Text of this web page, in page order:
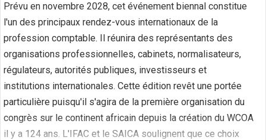
Prévu en novembre 2028, cet événement biennal constitue
l'un des principaux rendez-vous internationaux de la
profession comptable. Il réunira des représentants des
organisations professionnelles, cabinets, normalisateurs,
régulateurs, autorités publiques, investisseurs et
institutions internationales. Cette édition revêt une portée
particulière puisqu'il s'agira de la première organisation du
congrès sur le continent africain depuis la création du WCOA
il y a 124 ans. L'IFAC et le SAICA soulignent que ce choix